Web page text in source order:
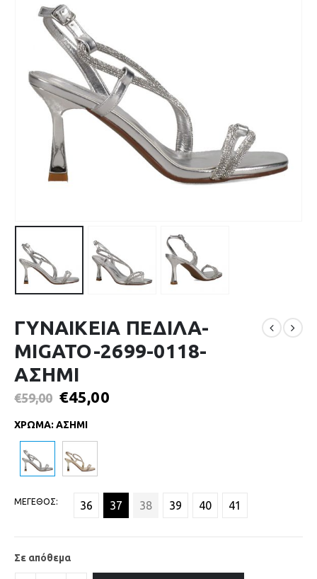
ΓΥΝΑΙΚΕΙΑ ΠΕΔΙΛΑ-
MIGATO-2699-0118-
ΑΣΗΜΙ
€59,00 €45,00
ΧΡΩΜΑ: ΑΣΗΜΙ
ΜΕΓΕΘΟΣ 36 37 38 39 40 41
Σε απόθεμα